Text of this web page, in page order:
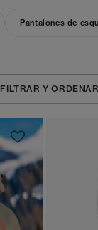
Pantalones de
FILTRAR Y ORDENAR